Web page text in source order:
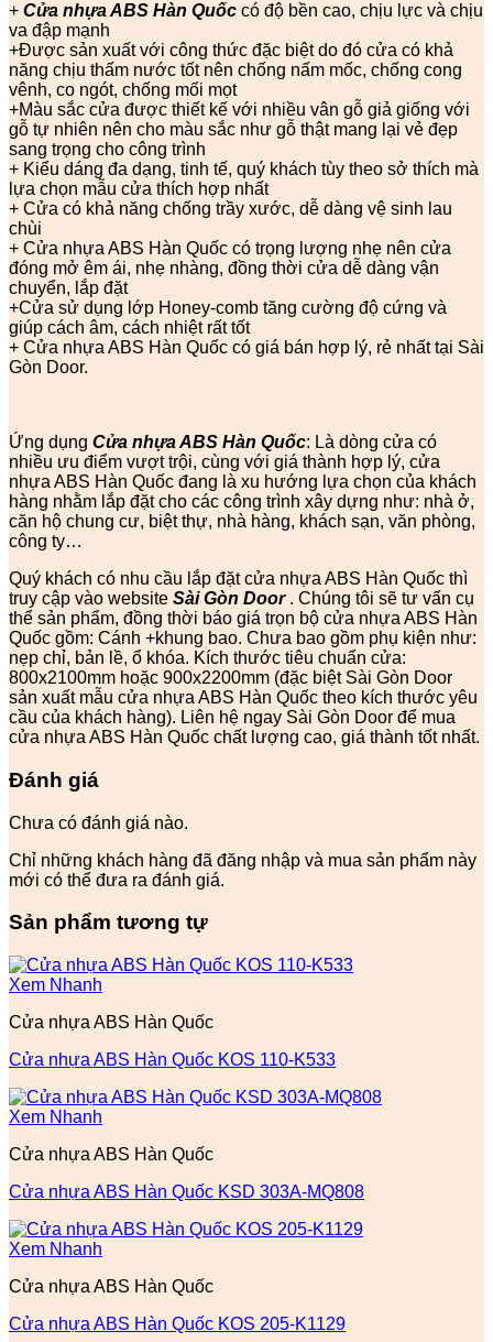
+ Cửa nhựa ABS Hàn Quốc có độ bền cao, chịu lực và chịu
va đập mạnh
+Được sản xuất với công thức đặc biệt do đó cửa có khả
năng chịu thấm nước tốt nên chống nấm mốc, chống cong
vênh, co ngót, chống mối mọt
+Màu sắc cửa được thiết kế với nhiều vân gỗ giả giống với
gỗ tự nhiên nên cho màu sắc như gỗ thật mang lại vẻ đẹp
sang trọng cho công trình
+ Kiểu dáng đa dạng, tinh tế, quý khách tùy theo sở thích mà
lựa chọn mẫu cửa thích hợp nhất
+ Cửa có khả năng chống trầy xước, dễ dàng vệ sinh lau
chùi
+ Cửa nhựa ABS Hàn Quốc có trọng lượng nhẹ nên cửa
đóng mở êm ái, nhẹ nhàng, đồng thời cửa dễ dàng vận
chuyển, lắp đặt
+Cửa sử dụng lớp Honey-comb tăng cường độ cứng và
giúp cách âm, cách nhiệt rất tốt
+ Cửa nhựa ABS Hàn Quốc có giá bán hợp lý, rẻ nhất tại Sài
Gòn Door.
Ứng dụng Cửa nhựa ABS Hàn Quốc: Là dòng cửa có
nhiều ưu điểm vượt trội, cùng với giá thành hợp lý, cửa
nhựa ABS Hàn Quốc đang là xu hướng lựa chọn của khách
hàng nhằm lắp đặt cho các công trình xây dựng như: nhà ở,
căn hộ chung cư, biệt thự, nhà hàng, khách sạn, văn phòng,
công ty…
Quý khách có nhu cầu lắp đặt cửa nhựa ABS Hàn Quốc thì
truy cập vào website Sài Gòn Door. Chúng tôi sẽ tư vấn cụ
thể sản phẩm, đồng thời báo giá trọn bộ cửa nhựa ABS Hàn
Quốc gồm: Cánh +khung bao. Chưa bao gồm phụ kiện như:
nẹp chỉ, bản lề, ổ khóa. Kích thước tiêu chuẩn cửa:
800x2100mm hoặc 900x2200mm (đặc biệt Sài Gòn Door
sản xuất mẫu cửa nhựa ABS Hàn Quốc theo kích thước yêu
cầu của khách hàng). Liên hệ ngay Sài Gòn Door để mua
cửa nhựa ABS Hàn Quốc chất lượng cao, giá thành tốt nhất.
Đánh giá
Chưa có đánh giá nào.
Chỉ những khách hàng đã đăng nhập và mua sản phẩm này
mới có thể đưa ra đánh giá.
Sản phẩm tương tự
Xem Nhanh
Cửa nhựa ABS Hàn Quốc
Cửa nhựa ABS Hàn Quốc KOS 110-K533
Xem Nhanh
Cửa nhựa ABS Hàn Quốc
Cửa nhựa ABS Hàn Quốc KSD 303A-MQ808
Xem Nhanh
Cửa nhựa ABS Hàn Quốc
Cửa nhựa ABS Hàn Quốc KOS 205-K1129